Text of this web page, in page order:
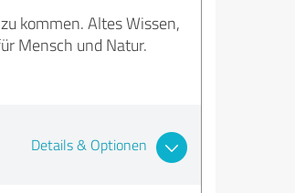
kommen. Altes Wissen,
Mensch und Natur.
Details & Optionen